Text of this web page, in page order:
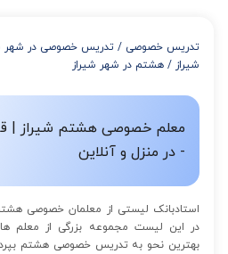
از 12 تا 15 جلسه: 7% تخفیف
از 16 تا 100 جلسه: 9% تخفیف
تدریس خصوصی / تدریس خصوصی در شهر
شیراز / هشتم در شهر شیراز
معلم خصوصی هشتم شیراز |
- در منزل و آنلاین
استادبانک لیستی از معلمان خصوصی
در این لیست مجموعه بزرگی از معلم
بهترین نحو به تدریس خصوصی هشتم